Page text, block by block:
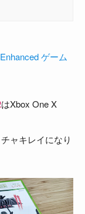
ゲーム
はXbox One X
ャキレイになり